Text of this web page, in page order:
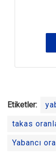
Etiketler:
takas
Yabancı